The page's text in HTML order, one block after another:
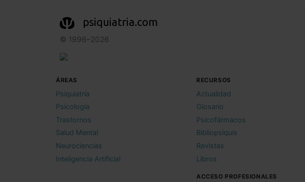
psiquiatria.com
© 1996–2026
ÁREAS
Psiquiatría
Psicología
Trastornos
Salud Mental
Neurociencias
Inteligencia Artificial
RECURSOS
Actualidad
Glosario
Psicofármacos
Bibliopsiquis
Revistas
Libros
ACCESO PROFESIONALES